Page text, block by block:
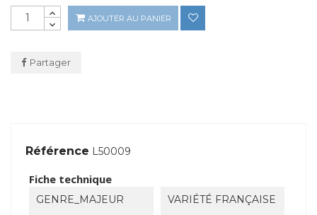
AJOUTER AU PANIER
Partager
Référence L50009
Fiche technique
GENRE_MAJEUR VARIÉTÉ FRANÇAISE